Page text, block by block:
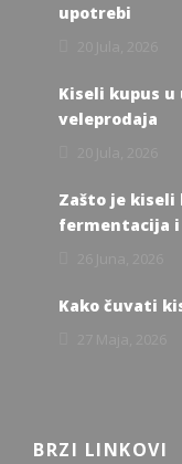
upotrebi
Kiseli kupus
veleprodaja
Zašto je kiseli
fermentacija i
Kako čuvati
BRZI LINKOVI